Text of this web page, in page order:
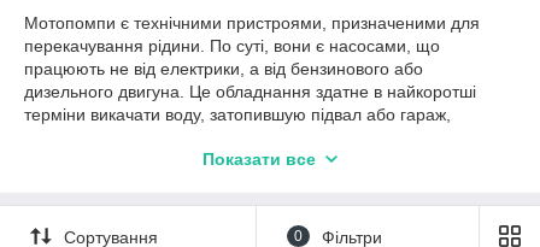
Мотопомпи є технічними пристроями, призначеними для
перекачування рідини. По суті, вони є насосами, що
працюють не від електрики, а від бензинового або
дизельного двигуна. Це обладнання здатне в найкоротші
терміни викачати воду, затопившую підвал або гараж,
воду до місця пожежі або задимлення з найближчого озера
великої ділянки, заповнення басейнів, скидання води, інших
сільськогосподарських та побутових робіт.
Показати все
Сортування 0 Фільтри